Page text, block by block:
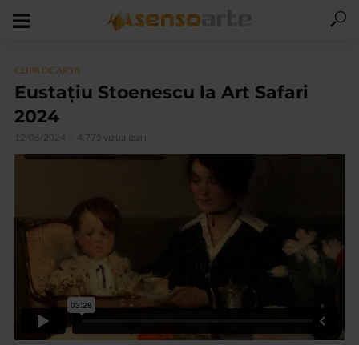
CLIPA DE ARTA
Eustațiu Stoenescu la Art Safari
2024
12/06/2024 4.775 vizualizari